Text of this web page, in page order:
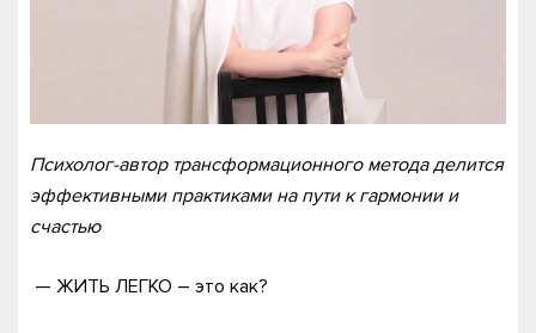
Психолог-автор трансформационного метода делится
эффективными практиками на пути к гармонии и
счастью
— ЖИТЬ ЛЕГКО – это как?